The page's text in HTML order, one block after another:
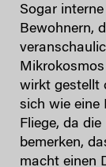
Sogar
Bewohnern,
wirkt gestellt
sich wie eine
Fliege, da
bemerken,
macht einen